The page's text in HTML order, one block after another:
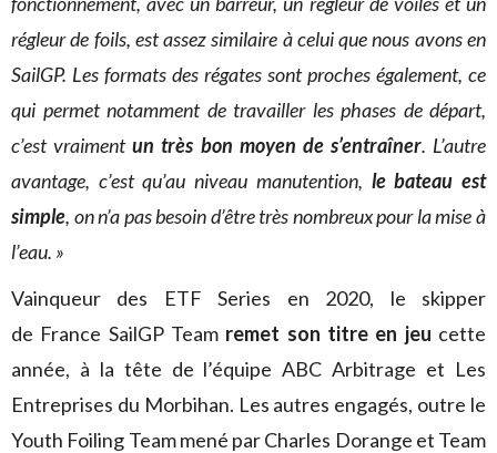
régleur de foils, est assez similaire à celui que nous avons en
SailGP. Les formats des régates sont proches également, ce
qui permet notamment de travailler les phases de départ,
c’est vraimentun très bon moyen de s’entraîner. L’autre
avantage, c’est qu’au niveau manutention, le bateau est
simple, on n’a pas besoin d’être très nombreux pour la mise à
l’eau. »
Vainqueur des ETF Series en 2020, le skipper
de France SailGP Team remet son titre en jeu cette
année, à la tête de l’équipe ABC Arbitrage et Les
Entreprises du Morbihan. Les autres engagés, outre le
Youth Foiling Team mené par Charles Dorange et Team